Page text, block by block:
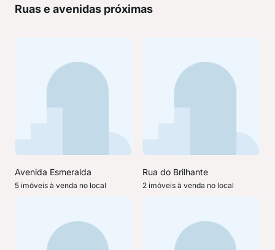
Ruas e avenidas próximas
Avenida Esmeralda
5 imóveis à venda no local
Rua do Brilhante
2 imóveis à venda no local